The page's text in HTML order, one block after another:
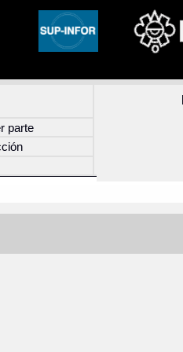
parte